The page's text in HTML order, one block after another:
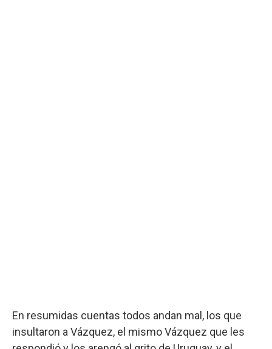
En resumidas cuentas todos andan mal, los que
insultaron a Vázquez, el mismo Vázquez que les